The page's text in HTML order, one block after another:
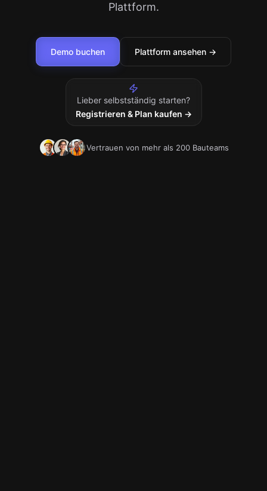
Plattform.
Demo buchen Plattform ansehen →
Lieber selbstständig starten?
Registrieren & Plan kaufen →
Vertrauen von mehr als 200 Bauteams